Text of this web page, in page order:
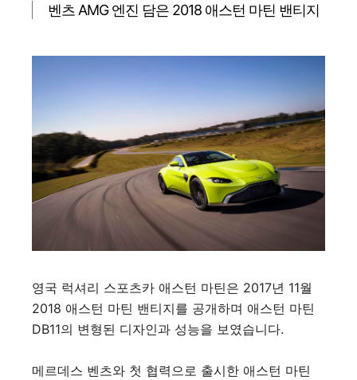
벤츠 AMG 엔진 담은 2018 애스턴 마틴 밴티지
영국 럭셔리 스포츠카 애스턴 마틴은 2017년 11월
2018 애스턴 마틴 밴티지를 공개하며 애스턴 마틴
DB11의 변형된 디자인과 성능을 보였습니다.
메르데스 벤츠와 첫 협력으로 출시한 애스턴 마틴